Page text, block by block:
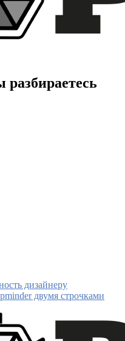
дизайнеру
двумя строчками